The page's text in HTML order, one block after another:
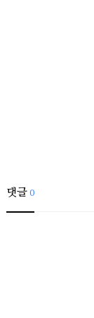
댓글0